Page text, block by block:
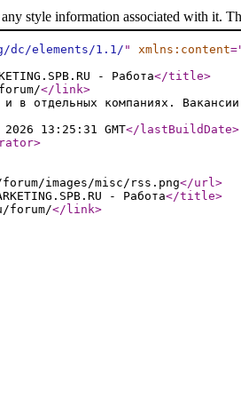
style information associated with it.
elements/1.1/" xmlns:content
- Работа</title>
</link>
и в отдельных компаниях.
13:25:31 GMT</lastBuildDate>
>
images/misc/rss.png</url>
- Работа</title>
forum/</link>